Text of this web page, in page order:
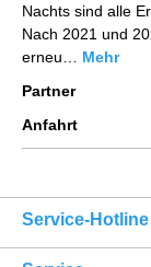
Nachts sind alle
Nach 2021 und
erneu… Mehr
Partner
Anfahrt
Service-Hotline